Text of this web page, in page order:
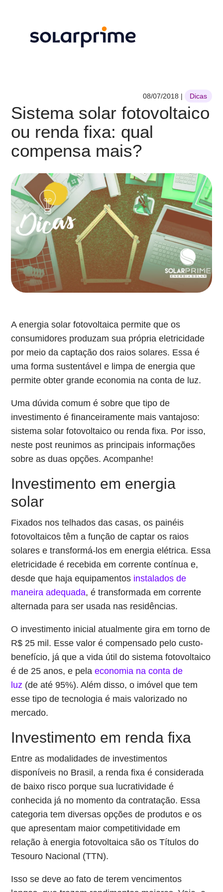
Sistema solar fotovoltaico
ou renda fixa: qual
compensa mais?
08/07/2018 | Dicas
A energia solar fotovoltaica permite que os
consumidores produzam sua própria eletricidade
por meio da captação dos raios solares. Essa é
uma forma sustentável e limpa de energia que
permite obter grande economia na conta de luz.
Uma dúvida comum é sobre que tipo de
investimento é financeiramente mais vantajoso:
sistema solar fotovoltaico ou renda fixa. Por isso,
neste post reunimos as principais informações
sobre as duas opções. Acompanhe!
Investimento em energia
solar
Fixados nos telhados das casas, os painéis
fotovoltaicos têm a função de captar os raios
solares e transformá-los em energia elétrica. Essa
eletricidade é recebida em corrente contínua e,
desde que haja equipamentos instalados de
maneira adequada, é transformada em corrente
alternada para ser usada nas residências.
O investimento inicial atualmente gira em torno de
R$ 25 mil. Esse valor é compensado pelo custo-
benefício, já que a vida útil do sistema fotovoltaico
é de 25 anos, e pelaeconomia na conta de
luz (de até 95%). Além disso, o imóvel que tem
esse tipo de tecnologia é mais valorizado no
mercado.
Investimento em renda fixa
Entre as modalidades de investimentos
disponíveis no Brasil, a renda fixa é considerada
de baixo risco porque sua lucratividade é
conhecida já no momento da contratação. Essa
categoria tem diversas opções de produtos e os
que apresentam maior competitividade em
relação à energia fotovoltaica são os Títulos do
Tesouro Nacional (TTN).
Isso se deve ao fato de terem vencimentos